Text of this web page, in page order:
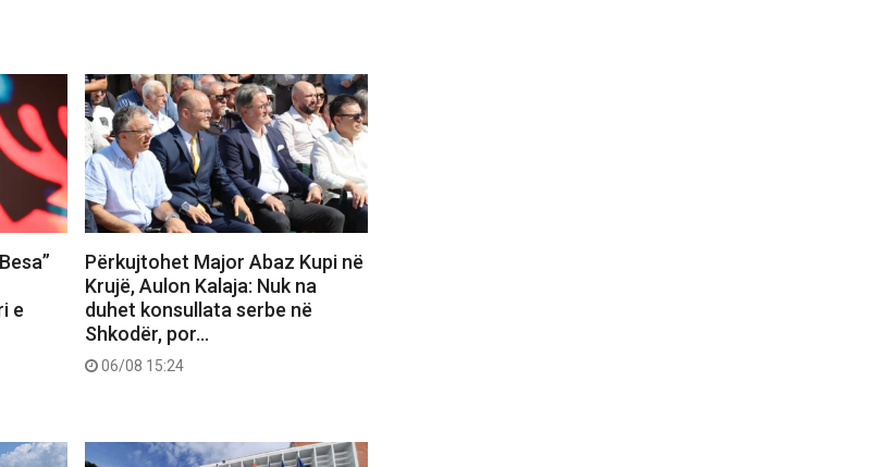
e
Përkujtohet Major Abaz Kupi në
Krujë, Aulon Kalaja: Nuk na
duhet konsullata serbe në
Shkodër, por…
06/08 15:24